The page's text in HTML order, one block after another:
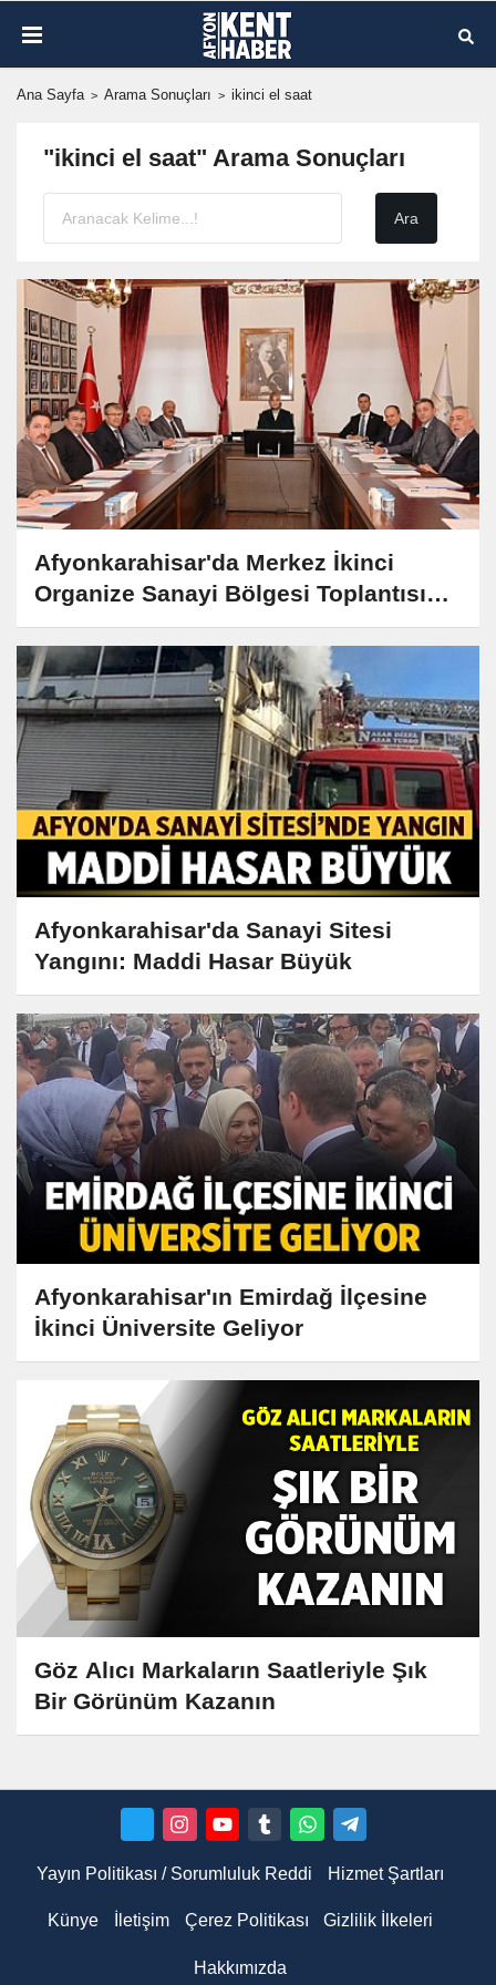
Ana Sayfa Arama Sonuçları ikinci el saat
"ikinci el saat" Arama Sonuçları
Afyonkarahisar'da Merkez İkinci
Organize Sanayi Bölgesi Toplantısı
Gerçekleşti
Afyonkarahisar'da Sanayi Sitesi
Yangını: Maddi Hasar Büyük
Afyonkarahisar'ın Emirdağ İlçesine
İkinci Üniversite Geliyor
Göz Alıcı Markaların Saatleriyle Şık
Bir Görünüm Kazanın
Yayın Politikası / Sorumluluk Reddi Hizmet Şartları
Künye İletişim Çerez Politikası Gizlilik İlkeleri
Hakkımızda